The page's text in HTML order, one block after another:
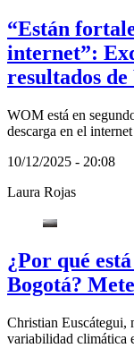
“Están
internet”:
resultados
WOM está en
descarga en el
10/12/2025 - 20:08
Laura Rojas
¿Por qué
Bogotá?
Christian Euscátegui,
variabilidad climática